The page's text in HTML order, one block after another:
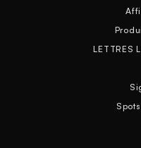
LETTRES